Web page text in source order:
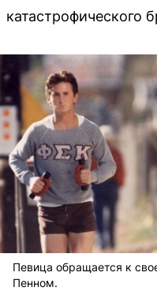
катастрофического
Певица обращается к
Пенном.